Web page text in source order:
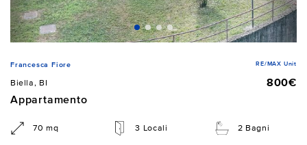
Francesca Fiore RE/MAX Unit
Biella, BI
800€
Appartamento
70 mq 3 Locali 2 Bagni